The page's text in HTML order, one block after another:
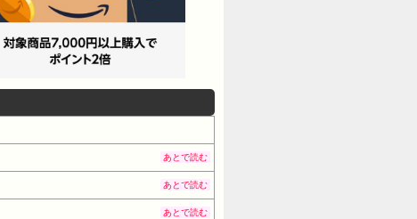
あとで読む
あとで読む
あとで読む